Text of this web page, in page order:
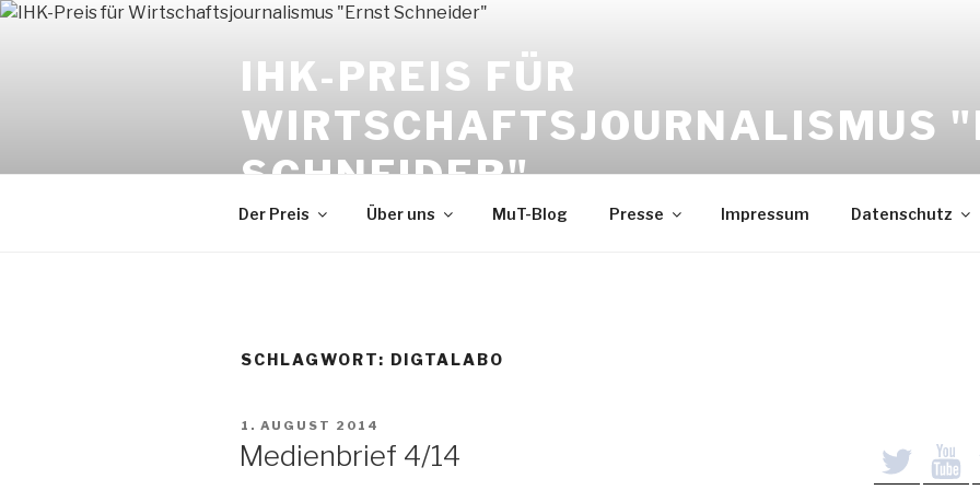
Zum
IHK-PREIS FÜR
WIRTSCHAFTSJOURNALISMUS
SCHNEIDER"
Der Preis Über uns MuT-Blog Presse Impressum Datenschutz
SCHLAGWORT: DIGTALABO
VERÖFFENTLICHT
1. AUGUST 2014
Medienbrief 4/14